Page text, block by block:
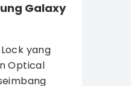
Galaxy
yang
Optical